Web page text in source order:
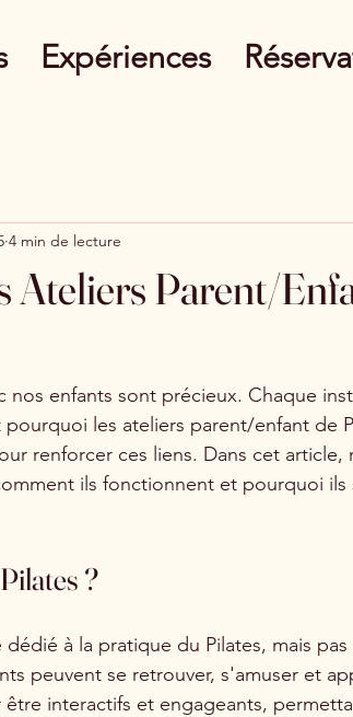
Expériences
Ateliers Parent/
4 min de lecture
nos enfants sont précieux. Chaque
les ateliers parent/enfant de
renforcer ces liens. Dans cet article,
ils fonctionnent et pourquoi
?
dédié à la pratique du Pilates, mais
peuvent se retrouver, s'amuser et
interactifs et engageants,